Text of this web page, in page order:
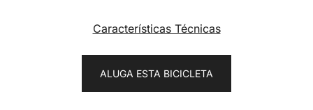
Características Técnicas
ALUGA ESTA BICICLETA